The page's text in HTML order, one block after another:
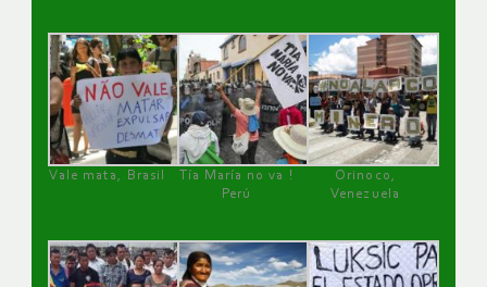
Vale mata, Brasil
Tía María no va !
Perú
Orinoco,
Venezuela